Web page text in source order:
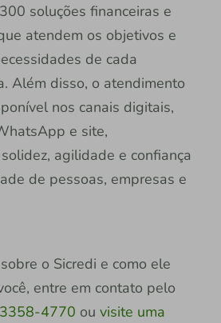
soluções financeiras e
atendem os objetivos e
de cada
Além disso, o atendimento
nos canais digitais,
e site,
agilidade e confiança
de pessoas, empresas e
o Sicredi e como ele
entre em contato pelo
4770 ou visite uma